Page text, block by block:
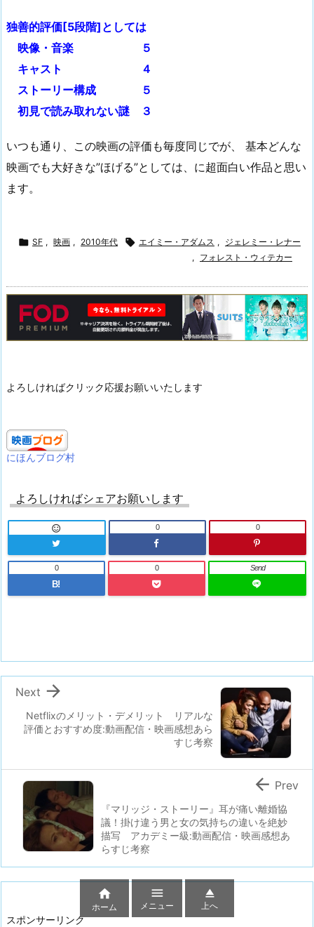
独善的評価[5段階]としては
映像・音楽 ５
キャスト ４
ストーリー構成 ５
初見で読み取れない謎 ３
いつも通り、この映画の評価も毎度同じでが、 基本どんな
映画でも大好きな”ほげる”としては、に超面白い作品と思い
ます。
 SF , 映画 , 2010年代  エイミー・アダムス , ジェレミー・レナー
, フォレスト・ウィテカー
よろしければクリック応援お願いいたします
にほんブログ村
よろしければシェアお願いします
 0 0
B!
0 0 Send
Netflixのメリット・デメリット リアルな
評価とおすすめ度:動画配信・映画感想あら
すじ考察

Next
『マリッジ・ストーリー』耳が痛い離婚協
議！掛け違う男と女の気持ちの違いを絶妙
描写 アカデミー級:動画配信・映画感想あ
らすじ考察
 Prev
スポンサーリンク

ホーム

メニュー

上へ